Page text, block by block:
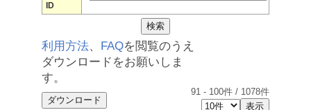
ID
利用方法、 FAQを閲覧のうえ
ダウンロードをお願いしま
す。
91 - 100件 / 1078件